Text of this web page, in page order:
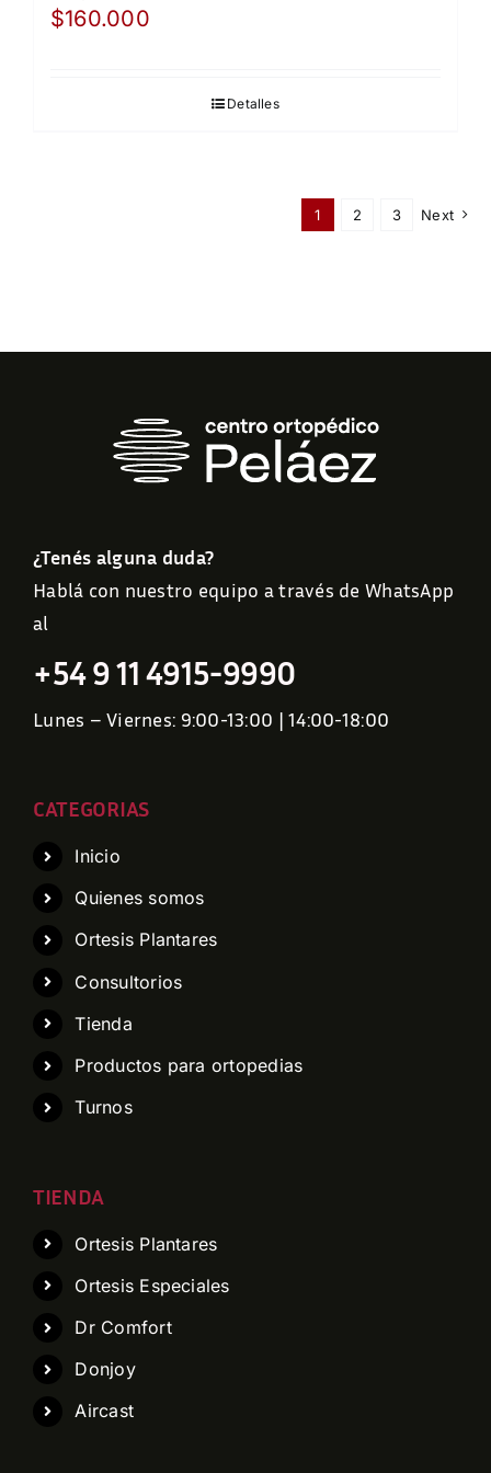
$160.000
Detalles
1 2 3 Next
¿Tenés alguna duda?
Hablá con nuestro equipo a través de WhatsApp
al
+54 9 11 4915-9990
Lunes – Viernes: 9:00-13:00 | 14:00-18:00
CATEGORIAS
Inicio
Quienes somos
Ortesis Plantares
Consultorios
Tienda
Productos para ortopedias
Turnos
TIENDA
Ortesis Plantares
Ortesis Especiales
Dr Comfort
Donjoy
Aircast